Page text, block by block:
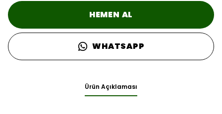
HEMEN AL
WHATSAPP
Ürün Açıklaması